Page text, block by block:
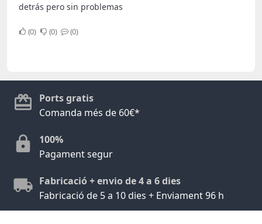
detrás pero sin problemas
0 0 0
Ports gratis
Comanda més de 60€*
100%
Pagament segur
Fabricació + envio de 4 a 6 dies
Fabricació de 5 a 10 dies + Enviament 96 h